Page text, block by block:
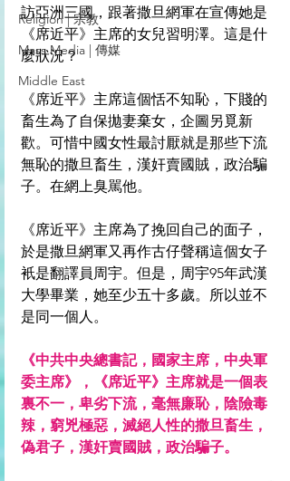
Religion | 宗教
Mass Media | 傳媒
Middle East
訪亞洲三國，跟著撒旦網軍在宣傳她是
《席近平》主席的女兒習明澤。這是什
麼狀況？
《席近平》主席這個恬不知恥，下賤的
畜生為了自保拋妻棄女，企圖另覓新
歡。可惜中國女性最討厭就是那些下流
無恥的撒旦畜生，漢奸賣國賊，政治騙
子。在網上臭駡他。
《席近平》主席為了挽回自己的面子，
於是撒旦網軍又再作古仔聲稱這個女子
衹是翻譯員周宇。但是，周宇95年武漢
大學畢業，她至少五十多歲。所以並不
是同一個人。
《中共中央總書記，國家主席，中央軍
委主席》，《席近平》主席就是一個表
裏不一，卑劣下流，毫無廉恥，陰險毒
辣，窮兇極惡，滅絕人性的撒旦畜生，
偽君子，漢奸賣國賊，政治騙子。